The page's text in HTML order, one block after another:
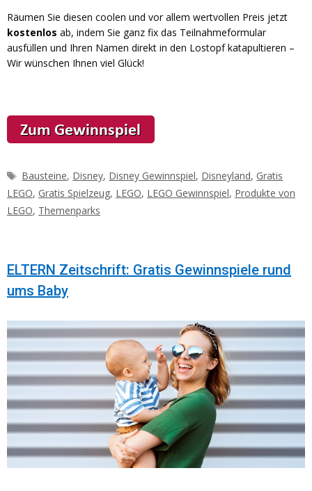
Räumen Sie diesen coolen und vor allem wertvollen Preis jetzt
kostenlos ab, indem Sie ganz fix das Teilnahmeformular
ausfüllen und Ihren Namen direkt in den Lostopf katapultieren –
Wir wünschen Ihnen viel Glück!
Schlagwörter
Bausteine, Disney, Disney Gewinnspiel, Disneyland, Gratis
LEGO, Gratis Spielzeug, LEGO, LEGO Gewinnspiel, Produkte von
LEGO, Themenparks
ELTERN Zeitschrift: Gratis Gewinnspiele rund
ums Baby